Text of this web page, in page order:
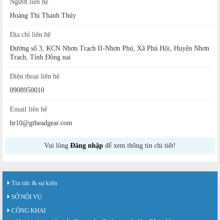
Người liên hệ
Hoàng Thị Thanh Thúy
Địa chỉ liên hệ
Đường số 3, KCN Nhơn Trạch II-Nhơn Phú, Xã Phú Hội, Huyện Nhơn
Trạch, Tỉnh Đồng nai
Điện thoại liên hệ
0908950010
Email liên hệ
hr10@gtheadgear.com
Vui lòng Đăng nhập để xem thông tin chi tiết!
Tin tức & sự kiện
SỞ NỘI VỤ
CÔNG KHAI